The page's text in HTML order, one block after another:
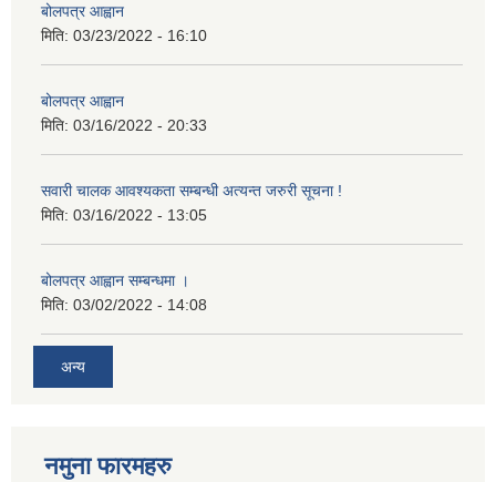
बोलपत्र आह्वान
मिति: 03/23/2022 - 16:10
बोलपत्र आह्वान
मिति: 03/16/2022 - 20:33
सवारी चालक आवश्यकता सम्बन्धी अत्यन्त जरुरी सूचना !
मिति: 03/16/2022 - 13:05
बोलपत्र आह्वान सम्बन्धमा ।
मिति: 03/02/2022 - 14:08
अन्य
नमुना फारमहरु